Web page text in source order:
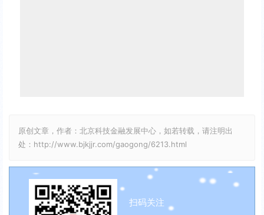
原创文章，作者：北京科技金融发展中心，如若转载，请注明出
处：http://www.bjkjjr.com/gaogong/6213.html
扫码关注